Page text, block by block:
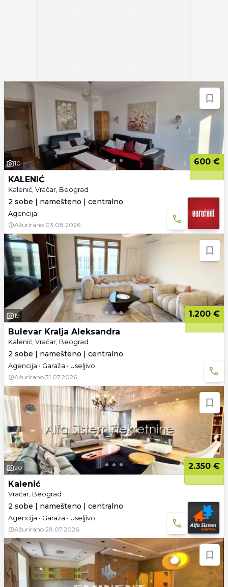
10
600 €
KALENIĆ
Kalenić, Vračar, Beograd
2 sobe | namešteno | centralno
Agencija
Ažurirano 03.08.2026.
19
1.200 €
Bulevar Kralja Aleksandra
Kalenić, Vračar, Beograd
2 sobe | namešteno | centralno
Agencija • Garaža • Useljivo
Ažurirano 31.07.2026.
20
2.350 €
Kalenić
Vračar, Beograd
2 sobe | namešteno | centralno
Agencija • Garaža • Useljivo
Ažurirano 28.07.2026.